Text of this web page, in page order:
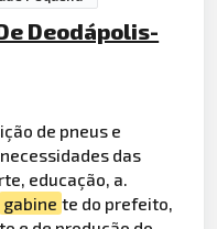
Deodápolis-
de pneus e
das
educação, a.
gabine te do prefeito,